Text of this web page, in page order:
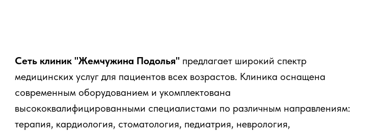
Сеть клиник "Жемчужина Подолья" предлагает широкий спектр
медицинских услуг для пациентов всех возрастов. Клиника оснащена
современным оборудованием и укомплектована
высококвалифицированными специалистами по различным направлениям:
терапия, кардиология, стоматология, педиатрия, неврология,